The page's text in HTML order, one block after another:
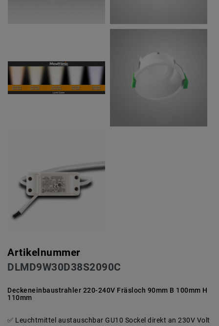
Artikelnummer
DLMD9W30D38S2090C
Deckeneinbaustrahler 220-240V Fräsloch 90mm B 100mm H
110mm
Leuchtmittel austauschbar GU10 Sockel direkt an 230V Volt